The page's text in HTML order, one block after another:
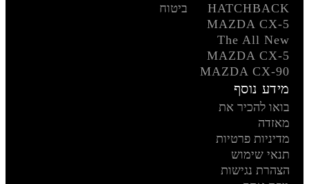
HATCHBACK
MAZDA CX-5
The All New
MAZDA CX-5
MAZDA CX-90
ביטוח
מידע נוסף
בואו להכיר את
מאזדה
מדיניות פרטיות
תנאי שימוש
הצהרת נגישות